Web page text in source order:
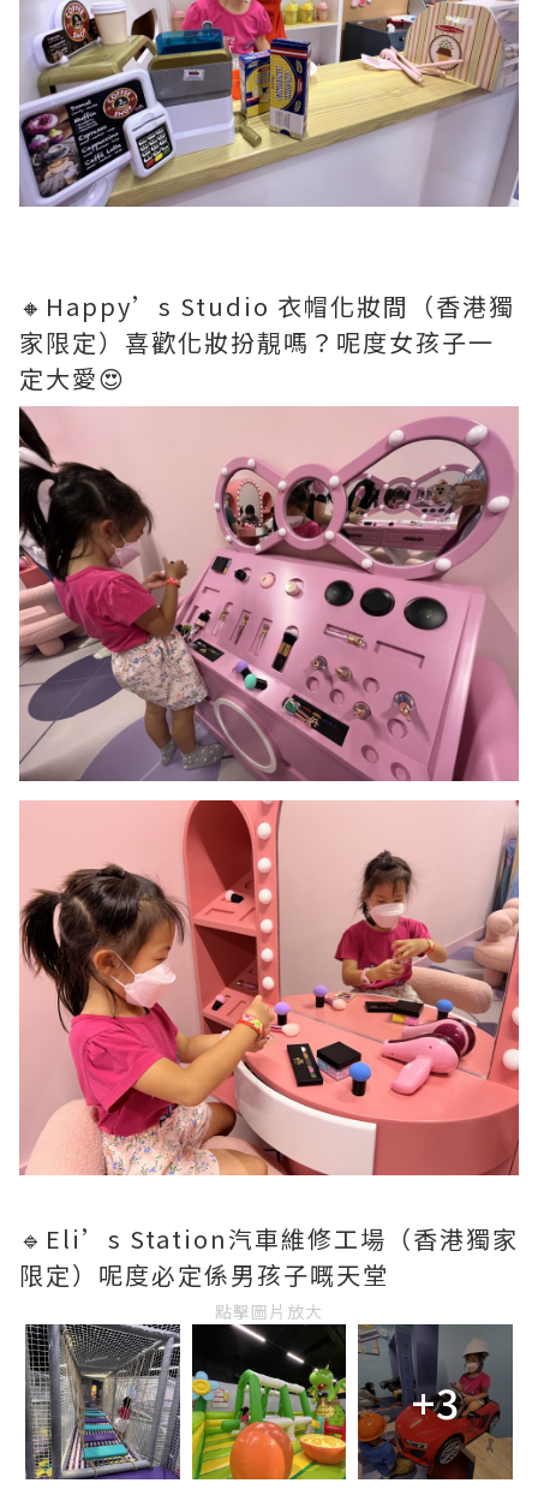
🔸Happy’s Studio 衣帽化妝間（香港獨
家限定）喜歡化妝扮靚嗎？呢度女孩子一
定大愛😍
🔹Eli’s Station汽車維修工場（香港獨家
限定）呢度必定係男孩子嘅天堂
點擊圖片放大
+3